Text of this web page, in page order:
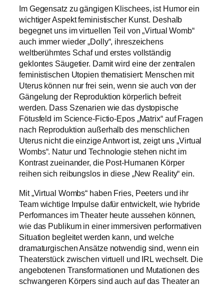
Im Gegensatz zu gängigen Klischees, ist Humor ein
wichtiger Aspekt feministischer Kunst. Deshalb
begegnet uns im virtuellen Teil von „Virtual Womb“
auch immer wieder „Dolly“, ihreszeichens
weltberühmtes Schaf und erstes vollständig
geklontes Säugetier. Damit wird eine der zentralen
feministischen Utopien thematisiert: Menschen mit
Uterus können nur frei sein, wenn sie auch von der
Gängelung der Reproduktion körperlich befreit
werden. Dass Szenarien wie das dystopische
Fötusfeld im Science-Fictio-Epos „Matrix“ auf Fragen
nach Reproduktion außerhalb des menschlichen
Uterus nicht die einzige Antwort ist, zeigt uns „Virtual
Wombs“. Natur und Technologie stehen nicht im
Kontrast zueinander, die Post-Humanen Körper
reihen sich reibungslos in diese „New Reality“ ein.
Mit „Virtual Wombs“ haben Fries, Peeters und ihr
Team wichtige Impulse dafür entwickelt, wie hybride
Performances im Theater heute aussehen können,
wie das Publikum in einer immersiven performativen
Situation begleitet werden kann, und welche
dramaturgischen Ansätze notwendig sind, wenn ein
Theaterstück zwischen virtuell und IRL wechselt. Die
angebotenen Transformationen und Mutationen des
schwangeren Körpers sind auch auf das Theater an